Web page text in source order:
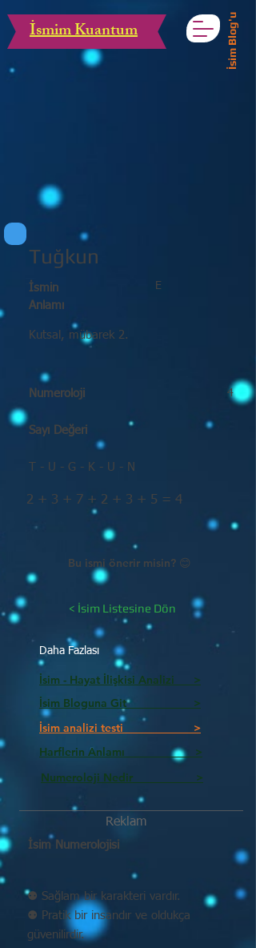
İsmim Kuantum İsim Blog'u
Tuğkun
E
İsmin
Anlamı
Kutsal, mübarek 2.
Numeroloji
Sayı Değeri
4
T - U - G - K - U - N
2 + 3 + 7 + 2 + 3 + 5 = 4
Bu ismi önerir misin? 😊
< İsim Listesine Dön
Daha Fazlası
İsim - Hayat İlişkisi Analizi >
İsim Bloguna Git >
İsim analizi testi >
Harflerin Anlamı >
Numeroloji Nedir_________ >
Reklam
İsim Numerolojisi
⚉ Sağlam bir karakteri vardır.
⚉ Pratik bir insandır ve oldukça
güvenilirdir.